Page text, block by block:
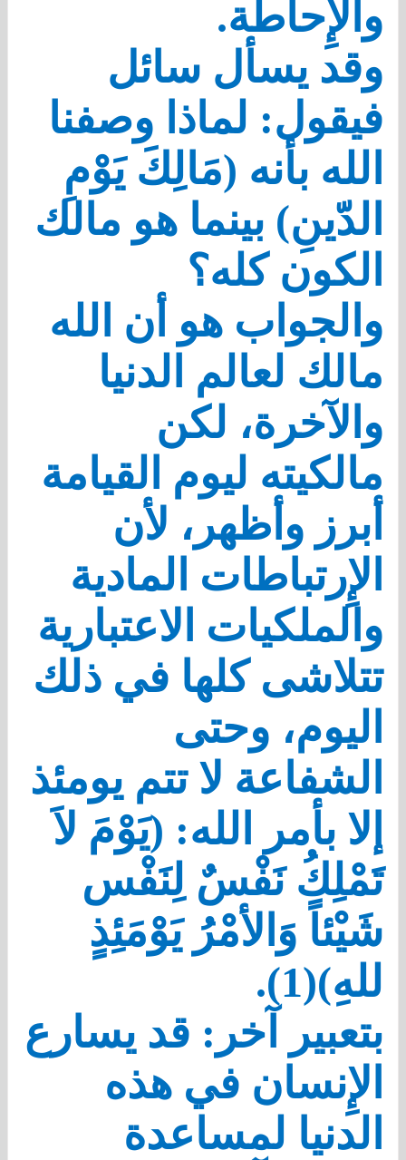
والإِحاطة.
وقد يسأل سائل
فيقول: لماذا وصفنا
الله بأنه (مَالِكَ يَوْمِ
الدّينِ) بينما هو مالك
الكون كله؟
والجواب هو أن الله
مالك لعالم الدنيا
والآخرة، لكن
مالكيته ليوم القيامة
أبرز وأظهر، لأن
الإِرتباطات المادية
والملكيات الاعتبارية
تتلاشى كلها في ذلك
اليوم، وحتى
الشفاعة لا تتم يومئذ
إلا بأمر الله: (يَوْمَ لاَ
تَمْلِكُ نَفْسٌ لِنَفْس
شَيْئاً وَالأمْرُ يَوْمَئِذٍ
للهِ)(1).
بتعبير آخر: قد يسارع
الإِنسان في هذه
الدنيا لمساعدة